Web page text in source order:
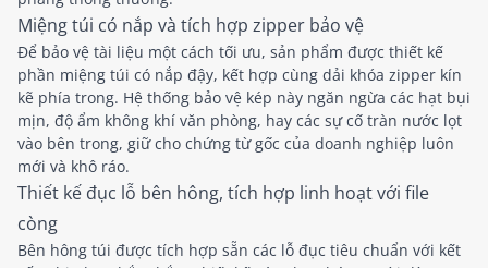
Miệng túi có nắp và tích hợp zipper bảo vệ
Để bảo vệ tài liệu một cách tối ưu, sản phẩm được thiết kế
phần miệng túi có nắp đậy, kết hợp cùng dải khóa zipper kín
kẽ phía trong. Hệ thống bảo vệ kép này ngăn ngừa các hạt bụi
mịn, độ ẩm không khí văn phòng, hay các sự cố tràn nước lọt
vào bên trong, giữ cho chứng từ gốc của doanh nghiệp luôn
mới và khô ráo.
Thiết kế đục lỗ bên hông, tích hợp linh hoạt với file
còng
Bên hông túi được tích hợp sẵn các lỗ đục tiêu chuẩn với kết